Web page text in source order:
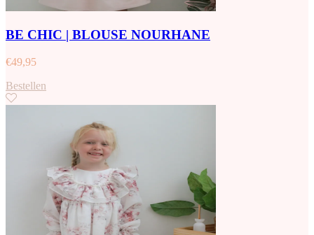
BE CHIC | BLOUSE NOURHANE
€49,95
Bestellen